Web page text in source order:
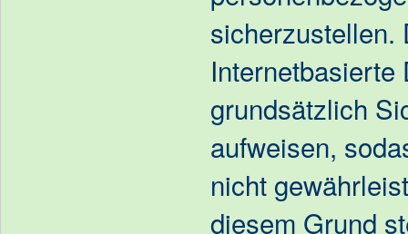
sicherzustellen.
Internetbasierte
grundsätzlich
aufweisen,
nicht
diesem Grund